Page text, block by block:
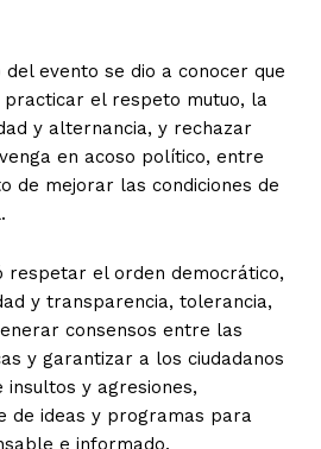
evento se dio a conocer que
practicar el respeto mutuo, la
y alternancia, y rechazar
en acoso político, entre
de mejorar las condiciones de
respetar el orden democrático,
y transparencia, tolerancia,
consensos entre las
y garantizar a los ciudadanos
y agresiones,
de ideas y programas para
e informado.